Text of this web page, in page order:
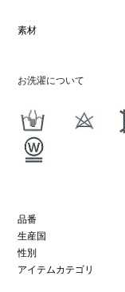
素材
お洗濯について
品番
生産国
性別
アイテムカテゴリ